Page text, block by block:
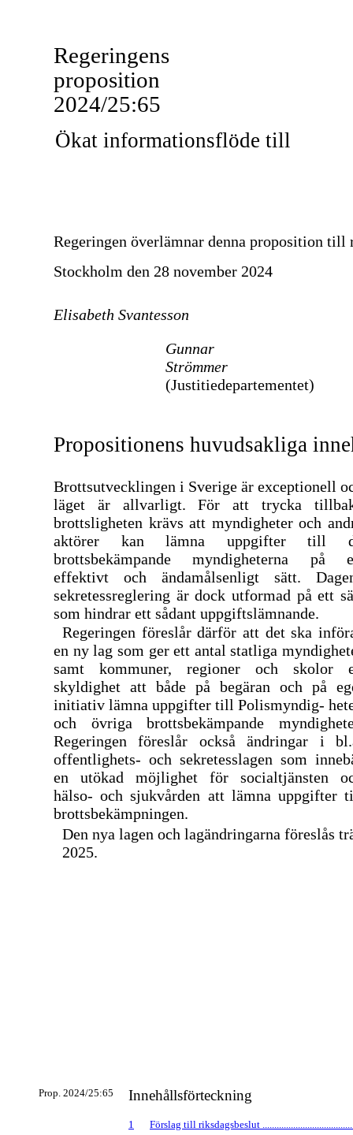
Regeringens
proposition
2024/25:65
Ökat informationsflöde till
Regeringen överlämnar denna proposition till
Stockholm den 28 november 2024
Elisabeth Svantesson
Gunnar
Strömmer
(Justitiedepartementet)
Propositionens huvudsakliga
Brottsutvecklingen i Sverige är exceptionell
läget är allvarligt. För att trycka
brottsligheten krävs att myndigheter och
aktörer kan lämna uppgifter till
brottsbekämpande myndigheterna på
effektivt och ändamålsenligt sätt.
sekretessreglering är dock utformad på ett
som hindrar ett sådant uppgiftslämnande.
Regeringen föreslår därför att det ska
en ny lag som ger ett antal statliga
samt kommuner, regioner och skolor
skyldighet att både på begäran och på
initiativ lämna uppgifter till Polismyndig-
och övriga brottsbekämpande
Regeringen föreslår också ändringar i
offentlighets- och sekretesslagen som
en utökad möjlighet för socialtjänsten
hälso- och sjukvården att lämna uppgifter
brottsbekämpningen.
Den nya lagen och lagändringarna föreslås
2025.
Prop. 2024/25:65 Innehållsförteckning
1
Förslag till riksdagsbeslut